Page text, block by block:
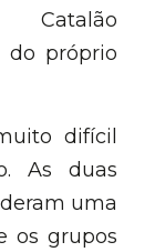
Catalão
do próprio
difícil
As duas
uma
os grupos